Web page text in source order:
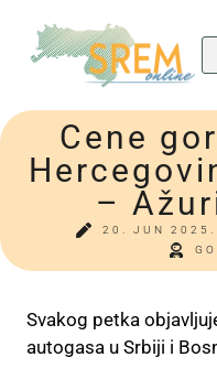
Cene
–
20. JUN 2025.
Svakog petka
autogasa u Srbiji i